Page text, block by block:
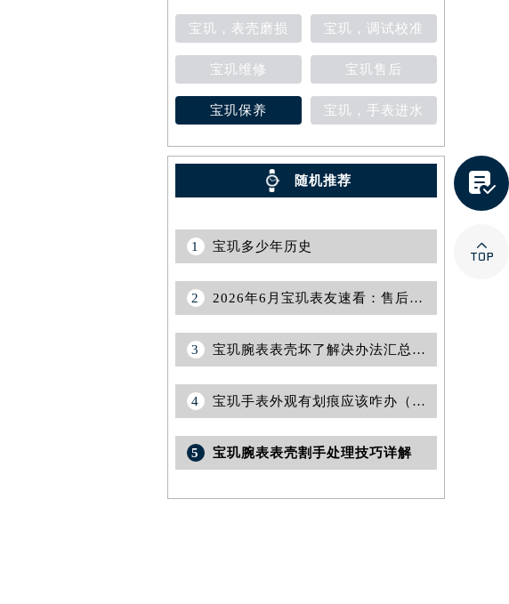
2326室（需提前预约）
宝玑，表壳磨损 宝玑，调试校准
宝玑维修 宝玑售后
宝玑保养 宝玑，手表进水
随机推荐
1 宝玑多少年历史
2 2026年6月宝玑表友速看：售后网点迁移及新开全览
3 宝玑腕表表壳坏了解决办法汇总（专业维修指南与常见问题解答）
4 宝玑手表外观有划痕应该咋办（有效修复与保养方法）
5 宝玑腕表表壳割手处理技巧详解

